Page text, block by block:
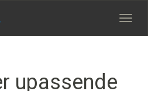
Meny
upassende